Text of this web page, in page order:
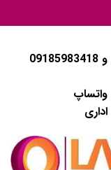
09182663007 و 09185983418